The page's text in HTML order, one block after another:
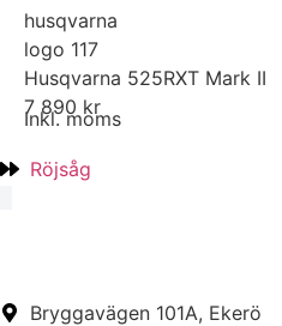
Husqvarna 525RXT Mark II
7 890 kr
Inkl. moms
Röjsåg
Bryggavägen 101A, Ekerö